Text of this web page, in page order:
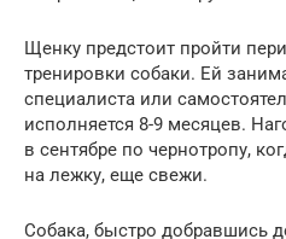
Щенку предстоит пройти
тренировки собаки. Ей
специалиста или
исполняется 8-9 месяцев.
в сентябре по чернотропу,
на лежку, еще свежи.
Собака, быстро добравшись